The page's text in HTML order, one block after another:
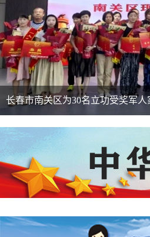
深学笃行强素质 精细服务铸尊崇